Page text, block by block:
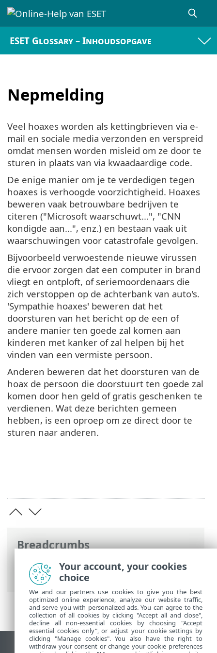
ESET Glossary – Inhoudsopgave
Nepmelding
Breadcrumbs
Online-Help van ESET>ESET Glossary>
Bedreigingen en aanvallen > Nepmelding
Veel hoaxes worden als kettingbrieven via e-
mail en sociale media verzonden en verspreid
omdat mensen worden misleid om ze door te
sturen in plaats van via kwaadaardige code.
De enige manier om je te verdedigen tegen
hoaxes is verhoogde voorzichtigheid. Hoaxes
beweren vaak betrouwbare bedrijven te
citeren ("Microsoft waarschuwt...", "CNN
kondigde aan...", enz.) en bestaan vaak uit
waarschuwingen voor catastrofale gevolgen.
Bijvoorbeeld verwoestende nieuwe virussen
die ervoor zorgen dat een computer in brand
vliegt en ontploft, of seriemoordenaars die
zich verstoppen op de achterbank van auto's.
'Sympathie hoaxes' beweren dat het
doorsturen van het bericht op de een of
andere manier ten goede zal komen aan
kinderen met kanker of zal helpen bij het
vinden van een vermiste persoon.
Anderen beweren dat het doorsturen van de
hoax de persoon die doorstuurt ten goede zal
komen door hen geld of gratis geschenken te
verdienen. Wat deze berichten gemeen
hebben, is een oproep om ze direct door te
sturen naar anderen.
Your account, your cookies
choice
We and our partners use cookies to give you the best
optimized online experience, analyze our website traffic,
and serve you with personalized ads. You can agree to the
collection of all cookies by clicking "Accept all and close",
decline all non-essential cookies by choosing "Accept
essential cookies only", or adjust your cookie settings by
clicking "Manage cookies". You also have the right to
withdraw your consent or change your cookie preferences